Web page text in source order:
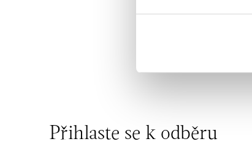
Vzdušné,
materiál – 14kt
Přihlaste se k odběru